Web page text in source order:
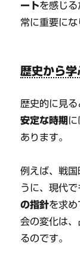
ートを感じ
常に重要にな
歴史から学
歴史的に見
安定な時期 に
あります。
例えば、戦
うに、現代で
の指針を求
会の変化は
るのです。